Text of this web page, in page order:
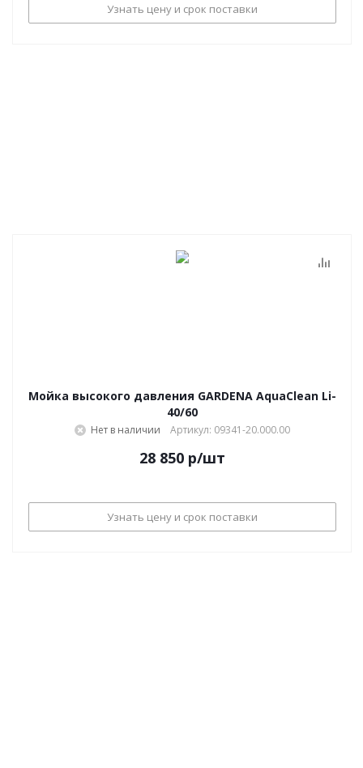
Узнать цену и срок поставки
Мойка высокого давления GARDENA AquaClean Li-
40/60
Нет в наличии Артикул: 09341-20.000.00
28 850 р/шт
Узнать цену и срок поставки